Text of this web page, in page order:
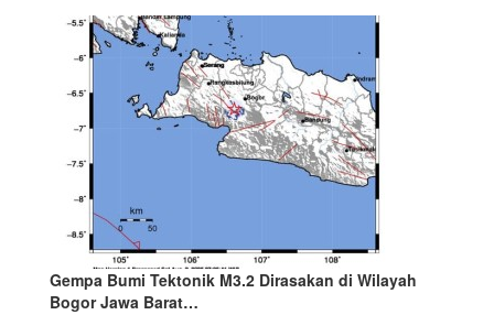
Gempa Bumi Tektonik M3.2 Dirasakan di Wilayah
Bogor Jawa Barat…